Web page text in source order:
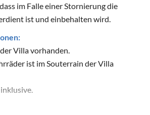
im Falle einer Stornierung die
ist und einbehalten wird.
Villa vorhanden.
ist im Souterrain der Villa